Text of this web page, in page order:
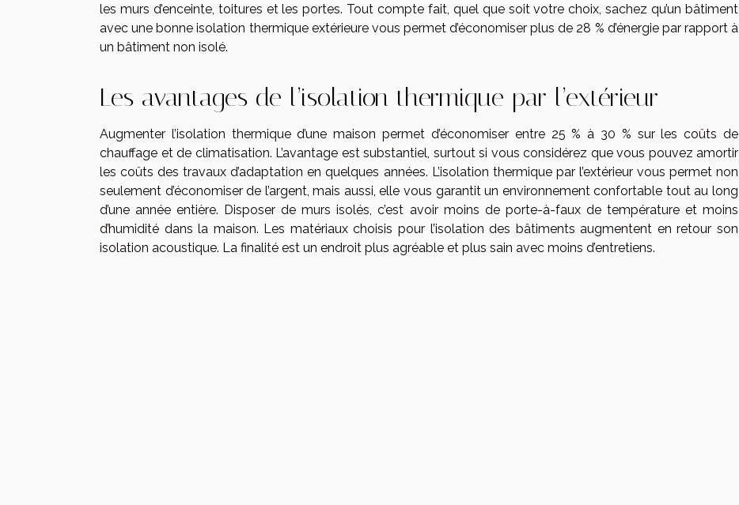
les murs d’enceinte, toitures et les portes. Tout compte fait, quel que soit votre choix, sachez qu’un bâtiment
avec une bonne isolation thermique extérieure vous permet d’économiser plus de 28 % d’énergie par rapport à
un bâtiment non isolé.
Les avantages de l’isolation thermique par l’extérieur
Augmenter l’isolation thermique d’une maison permet d’économiser entre 25 % à 30 % sur les coûts de
chauffage et de climatisation. L’avantage est substantiel, surtout si vous considérez que vous pouvez amortir
les coûts des travaux d’adaptation en quelques années. L’isolation thermique par l’extérieur vous permet non
seulement d’économiser de l’argent, mais aussi, elle vous garantit un environnement confortable tout au long
d’une année entière. Disposer de murs isolés, c’est avoir moins de porte-à-faux de température et moins
d’humidité dans la maison. Les matériaux choisis pour l’isolation des bâtiments augmentent en retour son
isolation acoustique. La finalité est un endroit plus agréable et plus sain avec moins d’entretiens.